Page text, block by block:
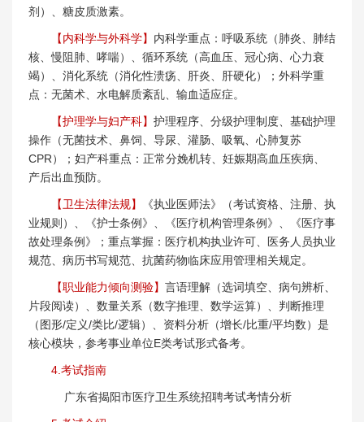
剂）、糖皮质激素。
【内科学与外科学】 内科学重点：呼吸系统（肺炎、肺结
核、慢阻肺、哮喘）、循环系统（高血压、冠心病、心力衰
竭）、消化系统（消化性溃疡、肝炎、肝硬化）；外科学重
点：无菌术、水电解质紊乱、输血适应症。
【护理学与妇产科】 护理程序、分级护理制度、基础护理
操作（无菌技术、鼻饲、导尿、灌肠、吸氧、心肺复苏
CPR）；妇产科重点：正常分娩机转、妊娠期高血压疾病、
产后出血预防。
【卫生法律法规】
《执业医师法》（考试资格、注册、执
业规则）、《护士条例》、《医疗机构管理条例》、《医疗事
故处理条例》；重点掌握：医疗机构执业许可、医务人员执业
规范、病历书写规范、抗菌药物临床应用管理相关规定。
【职业能力倾向测验】 言语理解（选词填空、病句辨析、
片段阅读）、数量关系（数字推理、数学运算）、判断推理
（图形/定义/类比/逻辑）、资料分析（增长/比重/平均数）是
核心模块，参考事业单位E类考试形式备考。
4.考试指南
广东省揭阳市医疗卫生系统招聘考试考情分析